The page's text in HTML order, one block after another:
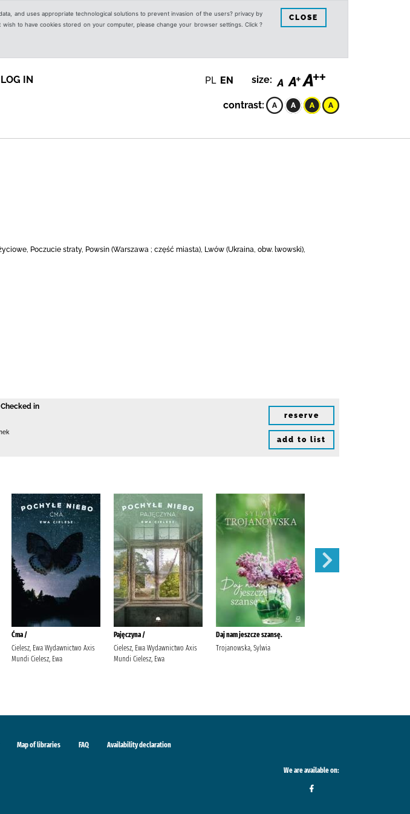
and uses appropriate technological solutions to prevent invasion of the users? privacy by
to have cookies stored on your computer, please change your browser settings. Click ?
CLOSE
IN PL EN size:
contrast:
Poczucie straty, Powsin (Warszawa ; część miasta), Lwów (Ukraina, obw. lwowski),
Checked in
reserve
add to list
Ćma /
Cielesz, Ewa Wydawnictwo Axis
Mundi Cielesz, Ewa
Pajęczyna /
Cielesz, Ewa Wydawnictwo Axis
Mundi Cielesz, Ewa
Daj nam jeszcze szansę.
Trojanowska, Sylwia
Map of libraries FAQ Availability declaration
We are available on: